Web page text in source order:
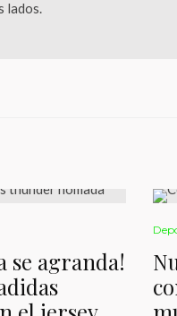
lados.
se agranda!